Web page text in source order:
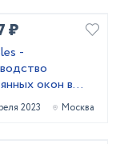
₽
-
окон в
и
области
2023 Москва